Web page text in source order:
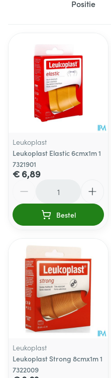
Sorteer op:
Leukoplast
Leukoplast Elastic 6cmx1m 1
7321901
€ 6,89
Bestel
Leukoplast
Leukoplast Strong 8cmx1m 1
7322009